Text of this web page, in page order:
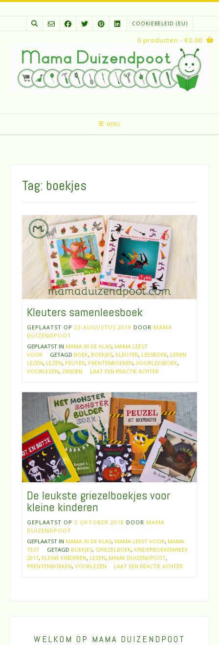
Spring
COOKIEBELEID (EU)
MENU
0 producten - €0.00
Tag: boekjes
Kleuters samenleesboek
GEPLAATST OP 23 AUGUSTUS 2019 DOOR MAMA
DUIZENDPOOT
GEPLAATST IN MAMA IN DE KLAS, MAMA LEEST
VOOR
GETAGD BOEK, BOEKJES, KLEUTER, LEESBOEK, LEREN
LEZEN, LEZEN, PEUTER, PRENTENBOEKEN, VOORLEESBOEK,
VOORLEZEN, ZWIJSEN LAAT EEN REACTIE ACHTER
De leukste griezelboekjes voor
kleine kinderen
GEPLAATST OP 3 OKTOBER 2018 DOOR MAMA
DUIZENDPOOT
GEPLAATST IN MAMA IN DE KLAS, MAMA LEEST VOOR, MAMA
TEST
GETAGD BOEKJES, GRIEZELBOEK, KINDERBOEKENWEEK
2017, KLEINE KINDEREN, LEZEN, MAMA DUIZENDPOOT,
PRENTENBOEKEN, VOORLEZEN LAAT EEN REACTIE ACHTER
WELKOM OP MAMA DUIZENDPOOT